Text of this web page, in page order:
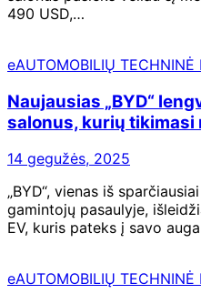
490 USD,…
eAUTOMOBILIŲ TECHNINĖ
Naujausias „BYD“
salonus, kurių tikimasi
14 gegužės, 2025
„BYD“, vienas iš
gamintojų pasaulyje,
EV, kuris pateks į savo
eAUTOMOBILIŲ TECHNINĖ